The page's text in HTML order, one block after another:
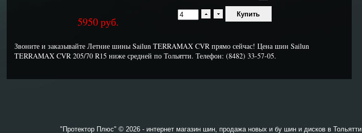
5950руб.
Звоните и заказывайте Летние шины Sailun TERRAMAX CVR прямо сейчас! Цена шин Sailun
TERRAMAX CVR 205/70 R15 ниже средней по Тольятти. Телефон: (8482) 33-57-05.
"Протектор Плюс" © 2026 - интернет магазин шин, продажа новых и бу шин и дисков в Тольятти